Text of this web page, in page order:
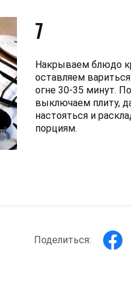
7
Накрываем блюдо
оставляем
огне 30-35 минут.
выключаем плиту,
настояться и
порциям.
Поделиться: